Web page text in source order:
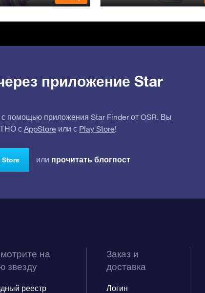
приложение Star
помощью приложения Star Finder от OSR. Вы
с AppStore или с Play Store!
Store или прочитать блогпост
на
звезду
реестр
Заказ и
доставка
Логин